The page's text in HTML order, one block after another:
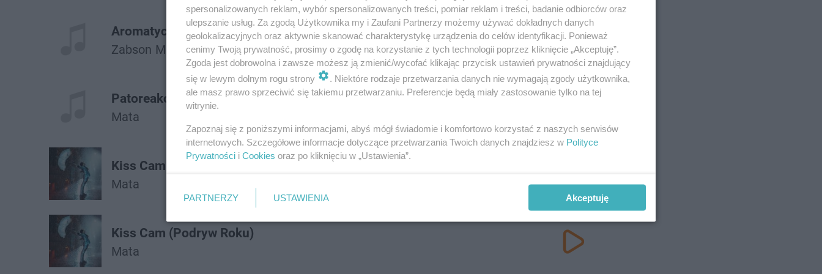
Aromatyczne Przyprawy
Żabson Mata
Patoreakcja
Mata
Kiss Cam (Podryw Roku)
Mata
Kiss Cam (Podryw Roku)
Mata
spersonalizowanych reklam, wybór spersonalizowanych treści, pomiar reklam i treści, badanie odbiorców oraz
ulepszanie usług. Za zgodą Użytkownika my i Zaufani Partnerzy możemy używać dokładnych danych
geolokalizacyjnych oraz aktywnie skanować charakterystykę urządzenia do celów identyfikacji. Ponieważ
cenimy Twoją prywatność, prosimy o zgodę na korzystanie z tych technologii poprzez kliknięcie „Akceptuję”.
Zgoda jest dobrowolna i zawsze możesz ją zmienić/wycofać klikając przycisk ustawień prywatności znajdujący
się w lewym dolnym rogu strony
. Niektóre rodzaje przetwarzania danych nie wymagają zgody użytkownika,
ale masz prawo sprzeciwić się takiemu przetwarzaniu. Preferencje będą miały zastosowanie tylko na tej
witrynie.
Zapoznaj się z poniższymi informacjami, abyś mógł świadomie i komfortowo korzystać z naszych serwisów
internetowych. Szczegółowe informacje dotyczące przetwarzania Twoich danych znajdziesz w Polityce
Prywatności i Cookies oraz po kliknięciu w „Ustawienia”.
PARTNERZY USTAWIENIA Akceptuję